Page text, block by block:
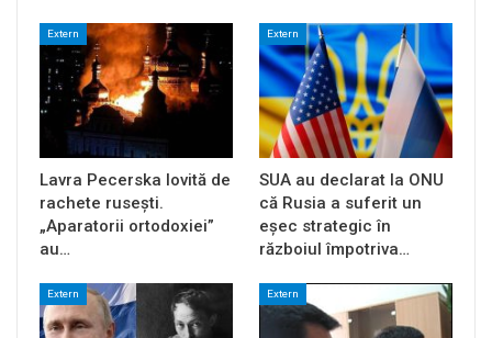
Extern
Lavra Pecerska lovită de
rachete rusești.
„Aparatorii ortodoxiei”
au…
Extern
SUA au declarat la ONU
că Rusia a suferit un
eșec strategic în
războiul împotriva…
Extern Extern